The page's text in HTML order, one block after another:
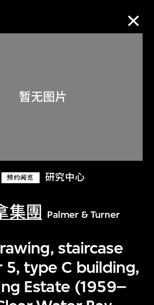
预约阅览 研究中心
集團
Palmer & Turner
staircase
5, type C building,
Estate (1959–
品
级的二十及二十一世纪视觉